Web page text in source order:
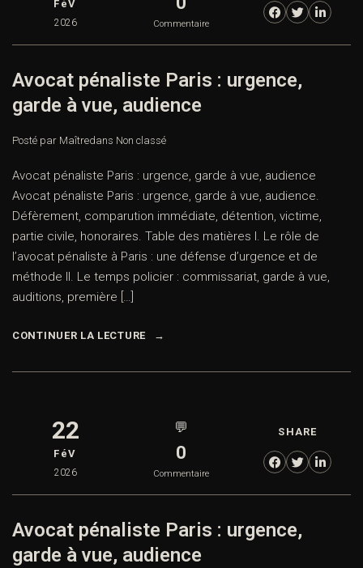
FéV
2026 Commentaire
Avocat pénaliste Paris : urgence,
garde à vue, audience
Posté par Maîtredans Non classé
Avocat pénaliste Paris : urgence, garde à vue, audience
Avocat pénaliste Paris : urgence, garde à vue, audience.
Défèrement, comparution immédiate, détention, victime,
partie civile, honoraires. Table des matières I. Le rôle de
l’avocat pénaliste à Paris : une défense d’urgence et de
méthode II. Le temps policier : commissariat, garde à vue,
auditions, première […]
CONTINUER LA LECTURE
22
FéV
2026
💬
0
Commentaire
SHARE
Avocat pénaliste Paris : urgence,
garde à vue, audience